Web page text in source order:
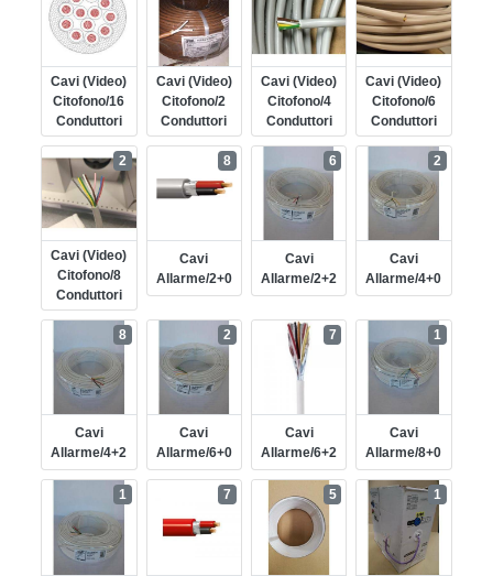
Cavi (video)
Citofono/16
Conduttori
Cavi (video)
Citofono/2
Conduttori
Cavi (video)
Citofono/4
Conduttori
Cavi (video)
Citofono/6
Conduttori
Cavi (video)
Citofono/8
Conduttori
2
Cavi
Allarme/2+0
8
Cavi
Allarme/2+2
6
Cavi
Allarme/4+0
2
Cavi
Allarme/4+2
8
Cavi
Allarme/6+0
2
Cavi
Allarme/6+2
7
Cavi
Allarme/8+0
1
1 7 5 1